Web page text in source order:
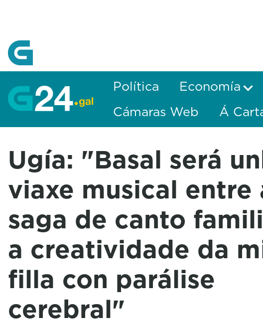
Política Economía
Cámaras Web
Á
Ugía: "Basal será
viaxe musical entre
saga de canto
a creatividade da
filla con parálise
cerebral"